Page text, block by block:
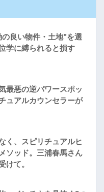
良い物件・土地"を選
学に縛られると損す
最悪の逆パワースポッ
ュアルカウンセラーが
く、スピリチュアルヒ
ソッド。三浦春馬さん
けて。